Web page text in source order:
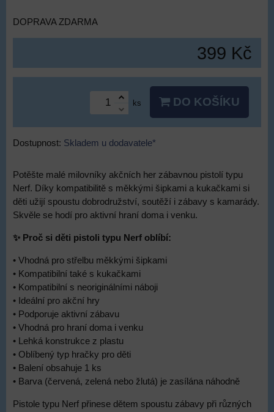
DOPRAVA ZDARMA
399 Kč
ks DO KOŠÍKU
Dostupnost: Skladem u dodavatele*
Potěšte malé milovníky akčních her zábavnou pistolí typu
Nerf. Díky kompatibilitě s měkkými šipkami a kukačkami si
děti užijí spoustu dobrodružství, soutěží i zábavy s kamarády.
Skvěle se hodí pro aktivní hraní doma i venku.
✨ Proč si děti pistoli typu Nerf oblíbí:
• Vhodná pro střelbu měkkými šipkami
• Kompatibilní také s kukačkami
• Kompatibilní s neoriginálními náboji
• Ideální pro akční hry
• Podporuje aktivní zábavu
• Vhodná pro hraní doma i venku
• Lehká konstrukce z plastu
• Oblíbený typ hračky pro děti
• Balení obsahuje 1 ks
• Barva (červená, zelená nebo žlutá) je zasílána náhodně
Pistole typu Nerf přinese dětem spoustu zábavy při různých